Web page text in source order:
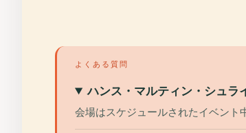
よくある質問
ハンス・マルティン・シュラ
会場はスケジュールされたイベント